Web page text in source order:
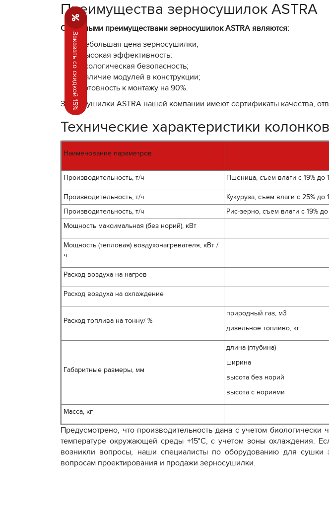
Преимущества зерносушилок ASTRA
Основными преимуществами зерносушилок ASTRA являются:
небольшая цена зерносушилки;
высокая эффективность;
экологическая безопасность;
наличие модулей в конструкции;
готовность к монтажу на 90%.
Зерносушилки ASTRA нашей компании имеют сертификаты качества,
Технические характеристики
Наименование параметров
Производительность, т/ч Пшеница, съем влаги с 19% до
Производительность, т/ч Кукуруза, съем влаги с 25% до
Производительность, т/ч
Рис-зерно, съем влаги с 19% до
Мощность максимальная (без норий), кВт
Мощность (тепловая) воздухонагревателя, кВт /
ч
Расход воздуха на нагрев
Расход воздуха на охлаждение
Расход топлива на тонну/ %
природный газ, м3
дизельное топливо, кг
Габаритные размеры, мм
длина (глубина)
ширина
высота без норий
высота с нориями
Масса, кг
Предусмотрено, что производительность дана с учетом
температуре окружающей среды +15°С, с учетом зоны охлаждения.
возникли вопросы, наши специалисты по оборудованию для сушки
вопросам проектирования и продажи зерносушилки.
Заказать со скидкой 15%